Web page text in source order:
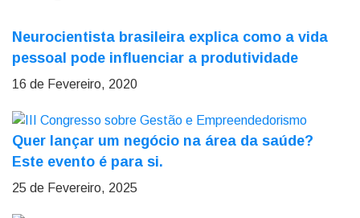
Neurocientista brasileira explica como a vida
pessoal pode influenciar a produtividade
16 de Fevereiro, 2020
Quer lançar um negócio na área da saúde?
Este evento é para si.
25 de Fevereiro, 2025